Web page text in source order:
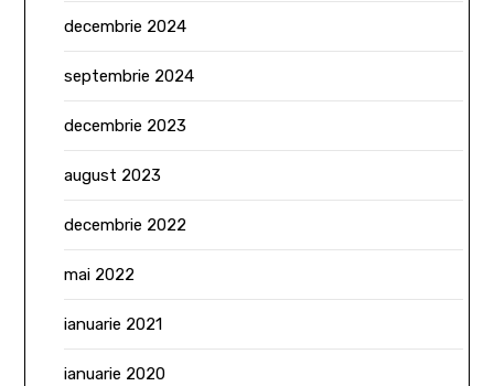
decembrie 2024
septembrie 2024
decembrie 2023
august 2023
decembrie 2022
mai 2022
ianuarie 2021
ianuarie 2020